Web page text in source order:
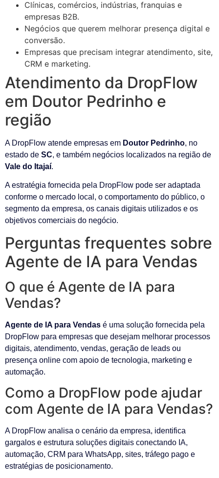
Clínicas, comércios, indústrias, franquias e
empresas B2B.
Negócios que querem melhorar presença digital e
conversão.
Empresas que precisam integrar atendimento, site,
CRM e marketing.
Atendimento da DropFlow
em Doutor Pedrinho e
região
A DropFlow atende empresas em Doutor Pedrinho, no
estado de SC, e também negócios localizados na região de
Vale do Itajaí.
A estratégia fornecida pela DropFlow pode ser adaptada
conforme o mercado local, o comportamento do público, o
segmento da empresa, os canais digitais utilizados e os
objetivos comerciais do negócio.
Perguntas frequentes sobre
Agente de IA para Vendas
O que é Agente de IA para
Vendas?
Agente de IA para Vendas é uma solução fornecida pela
DropFlow para empresas que desejam melhorar processos
digitais, atendimento, vendas, geração de leads ou
presença online com apoio de tecnologia, marketing e
automação.
Como a DropFlow pode ajudar
com Agente de IA para Vendas?
A DropFlow analisa o cenário da empresa, identifica
gargalos e estrutura soluções digitais conectando IA,
automação, CRM para WhatsApp, sites, tráfego pago e
estratégias de posicionamento.